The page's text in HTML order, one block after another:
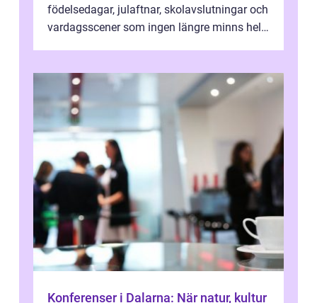
födelsedagar, julaftnar, skolavslutningar och
vardagsscener som ingen längre minns helt.
Konferenser i Dalarna: När natur, kultur